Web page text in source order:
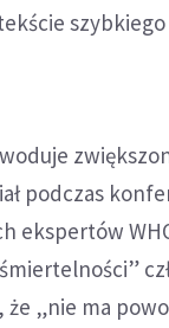
podczas
ekspertów
„nie ma